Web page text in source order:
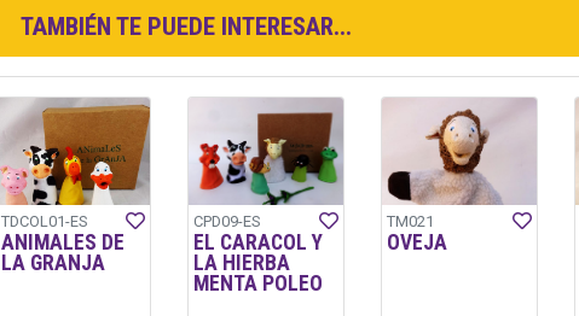
TAMBIÉN TE PUEDE INTERESAR...
TDCOL01-ES
ANIMALES DE
LA GRANJA
CPD09-ES
EL CARACOL Y
LA HIERBA
MENTA POLEO
TM021
OVEJA